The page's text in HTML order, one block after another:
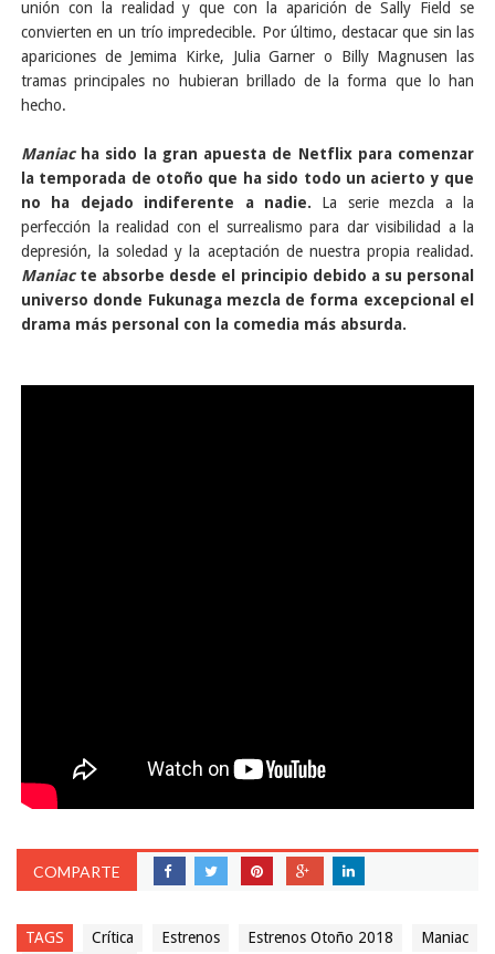
unión con la realidad y que con la aparición de Sally Field se
convierten en un trío impredecible. Por último, destacar que sin las
apariciones de Jemima Kirke, Julia Garner o Billy Magnusen las
tramas principales no hubieran brillado de la forma que lo han
hecho.
Maniacha sido la gran apuesta de Netflix para comenzar
la temporada de otoño que ha sido todo un acierto y que
no ha dejado indiferente a nadie. La serie mezcla a la
perfección la realidad con el surrealismo para dar visibilidad a la
depresión, la soledad y la aceptación de nuestra propia realidad.
Maniacte absorbe desde el principio debido a su personal
universo donde Fukunaga mezcla de forma excepcional el
drama más personal con la comedia más absurda.
COMPARTE
TAGS Crítica Estrenos Estrenos Otoño 2018
Maniac